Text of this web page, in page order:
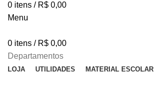
0 itens / R$ 0,00
Menu
0 itens / R$ 0,00
Departamentos
LOJA UTILIDADES MATERIAL ESCOLAR